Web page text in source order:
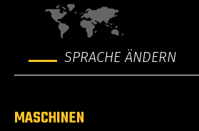
SPRACHE ÄNDERN
MASCHINEN